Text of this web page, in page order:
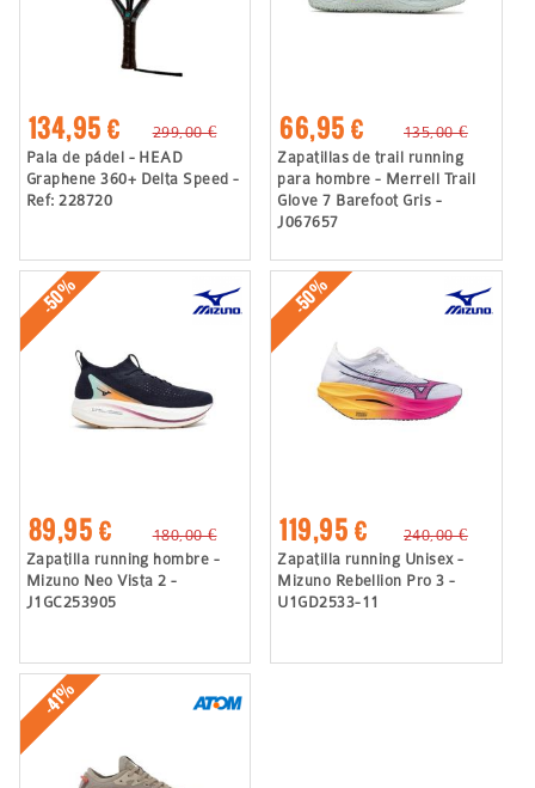
134,95 €
299,00 €
Pala de pádel - HEAD
Graphene 360+ Delta Speed -
Ref: 228720
66,95 €
135,00 €
Zapatillas de trail running
para hombre - Merrell Trail
Glove 7 Barefoot Gris -
J067657
-50%
89,95 €
180,00 €
Zapatilla running hombre -
Mizuno Neo Vista 2 -
J1GC253905
-50%
119,95 €
240,00 €
Zapatilla running Unisex -
Mizuno Rebellion Pro 3 -
U1GD2533-11
-41%